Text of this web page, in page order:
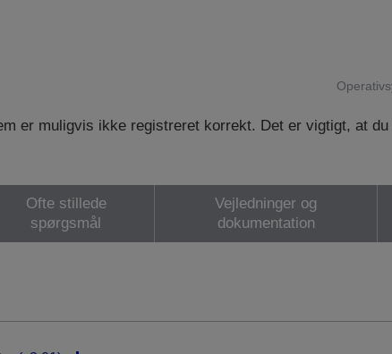
er muligvis ikke registreret korrekt. Det er vigtigt, at
Ofte stillede
spørgsmål
Vejledninger og
dokumentation